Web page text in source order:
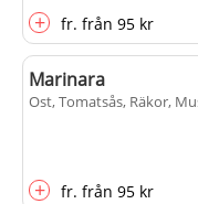
+ fr. från 95 kr
Marinara
Ost, Tomatsås, Räkor,
+ fr. från 95 kr